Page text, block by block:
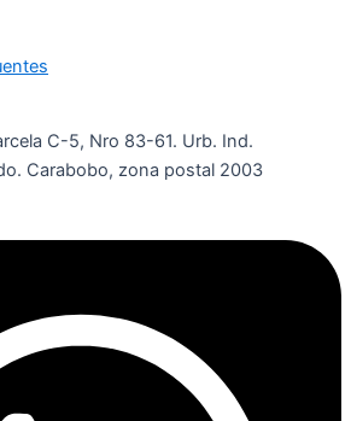
C-5, Nro 83-61. Urb. Ind.
Carabobo, zona postal 2003